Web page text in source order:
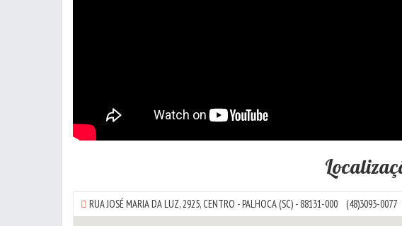
RUA JOSÉ MARIA DA LUZ, 2925,CENTRO -PALHOCA (SC) - 88131-000 (48)3093-0077